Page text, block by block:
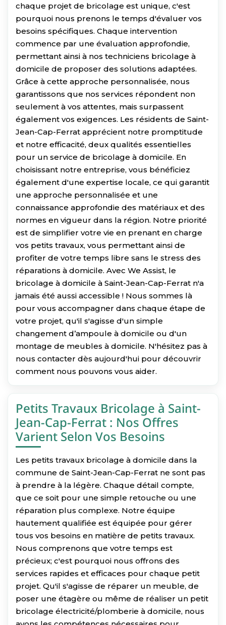
chaque projet de bricolage est unique, c'est
pourquoi nous prenons le temps d'évaluer vos
besoins spécifiques. Chaque intervention
commence par une évaluation approfondie,
permettant ainsi à nos techniciens bricolage à
domicile de proposer des solutions adaptées.
Grâce à cette approche personnalisée, nous
garantissons que nos services répondent non
seulement à vos attentes, mais surpassent
également vos exigences. Les résidents de Saint-
Jean-Cap-Ferrat apprécient notre promptitude
et notre efficacité, deux qualités essentielles
pour un service de bricolage à domicile. En
choisissant notre entreprise, vous bénéficiez
également d'une expertise locale, ce qui garantit
une approche personnalisée et une
connaissance approfondie des matériaux et des
normes en vigueur dans la région. Notre priorité
est de simplifier votre vie en prenant en charge
vos petits travaux, vous permettant ainsi de
profiter de votre temps libre sans le stress des
réparations à domicile. Avec We Assist, le
bricolage à domicile à Saint-Jean-Cap-Ferrat n'a
jamais été aussi accessible ! Nous sommes là
pour vous accompagner dans chaque étape de
votre projet, qu'il s'agisse d'un simple
changement d’ampoule à domicile ou d'un
montage de meubles à domicile. N'hésitez pas à
nous contacter dès aujourd'hui pour découvrir
comment nous pouvons vous aider.
Petits Travaux Bricolage à Saint-
Jean-Cap-Ferrat : Nos Offres
Varient Selon Vos Besoins
Les petits travaux bricolage à domicile dans la
commune de Saint-Jean-Cap-Ferrat ne sont pas
à prendre à la légère. Chaque détail compte,
que ce soit pour une simple retouche ou une
réparation plus complexe. Notre équipe
hautement qualifiée est équipée pour gérer
tous vos besoins en matière de petits travaux.
Nous comprenons que votre temps est
précieux; c'est pourquoi nous offrons des
services rapides et efficaces pour chaque petit
projet. Qu'il s'agisse de réparer un meuble, de
poser une étagère ou même de réaliser un petit
bricolage électricité/plomberie à domicile, nous